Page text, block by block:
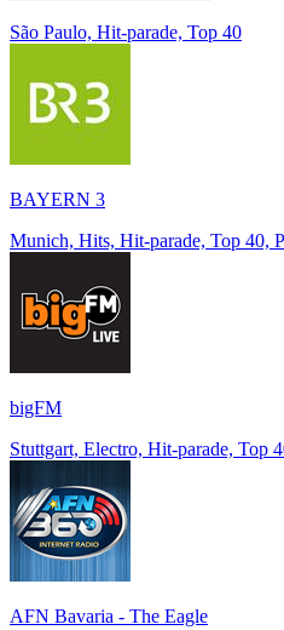
São Paulo, Hit-parade, Top 40
BAYERN 3
Munich, Hits, Hit-parade, Top 40,
bigFM
Stuttgart, Electro, Hit-parade, Top
AFN Bavaria - The Eagle